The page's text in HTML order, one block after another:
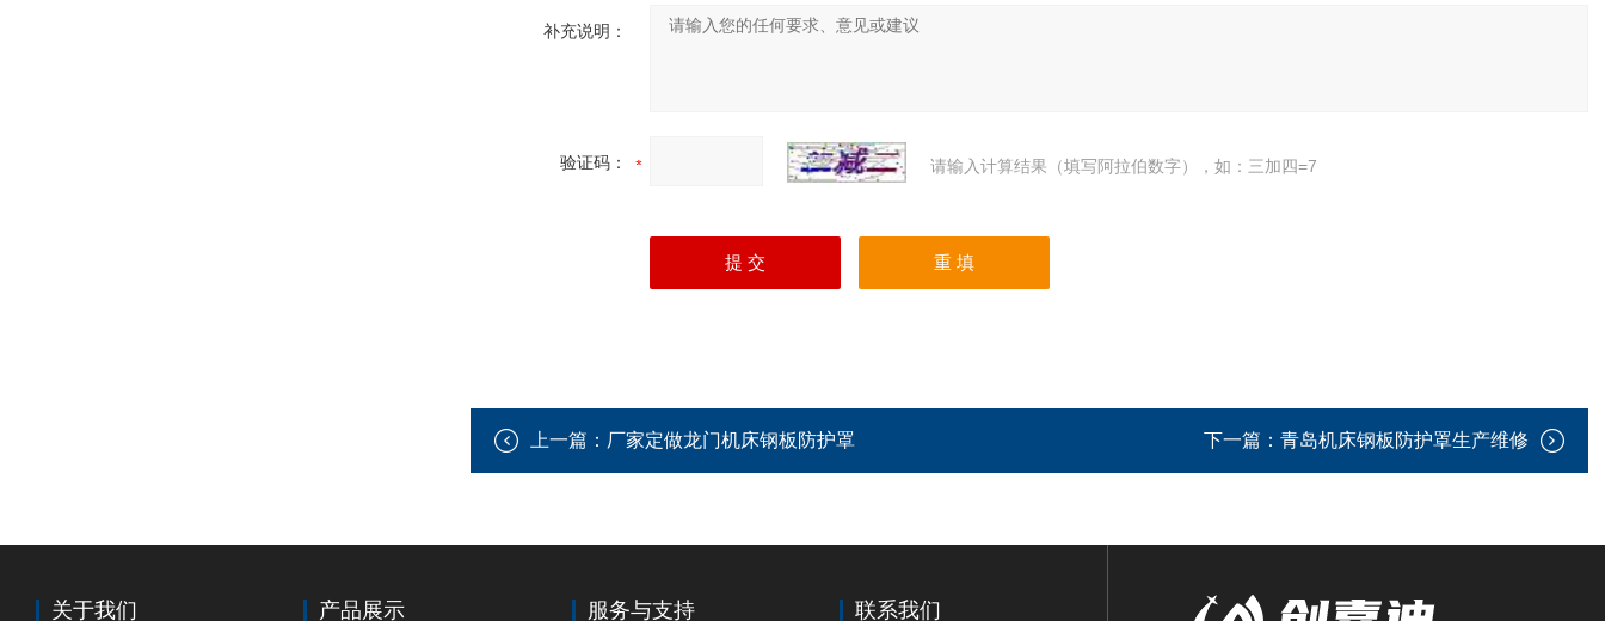
补充说明：
验证码： 请输入计算结果（填写阿拉伯数字），如：三加四=7
上一篇： 厂家定做龙门机床钢板防护罩 下一篇： 青岛机床钢板防护罩生产维修
关于我们 产品展示 服务与支持 联系我们